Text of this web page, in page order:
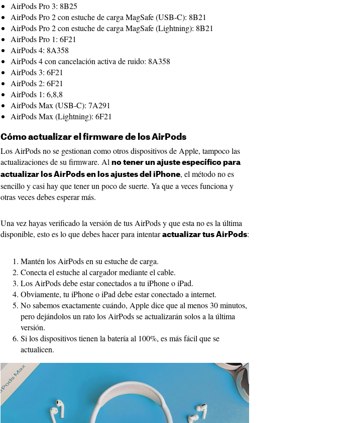
AirPods Pro 3: 8B25
AirPods Pro 2 con estuche de carga MagSafe (USB-C): 8B21
AirPods Pro 2 con estuche de carga MagSafe (Lightning): 8B21
AirPods Pro 1: 6F21
AirPods 4: 8A358
AirPods 4 con cancelación activa de ruido: 8A358
AirPods 3: 6F21
AirPods 2: 6F21
AirPods 1: 6,8,8
AirPods Max (USB-C): 7A291
AirPods Max (Lightning): 6F21
Cómo actualizar el firmware de los AirPods
Los AirPods no se gestionan como otros dispositivos de Apple, tampoco las
actualizaciones de su firmware. Al no tener un ajuste específico para
actualizar los AirPods en los ajustes del iPhone, el método no es
sencillo y casi hay que tener un poco de suerte. Ya que a veces funciona y
otras veces debes esperar más.
Una vez hayas verificado la versión de tus AirPods y que esta no es la última
disponible, esto es lo que debes hacer para intentar actualizar tus AirPods:
Mantén los AirPods en su estuche de carga.
Conecta el estuche al cargador mediante el cable.
Los AirPods debe estar conectados a tu iPhone o iPad.
Obviamente, tu iPhone o iPad debe estar conectado a internet.
No sabemos exactamente cuándo, Apple dice que al menos 30 minutos,
pero dejándolos un rato los AirPods se actualizarán solos a la última
versión.
Si los dispositivos tienen la batería al 100%, es más fácil que se
actualicen.